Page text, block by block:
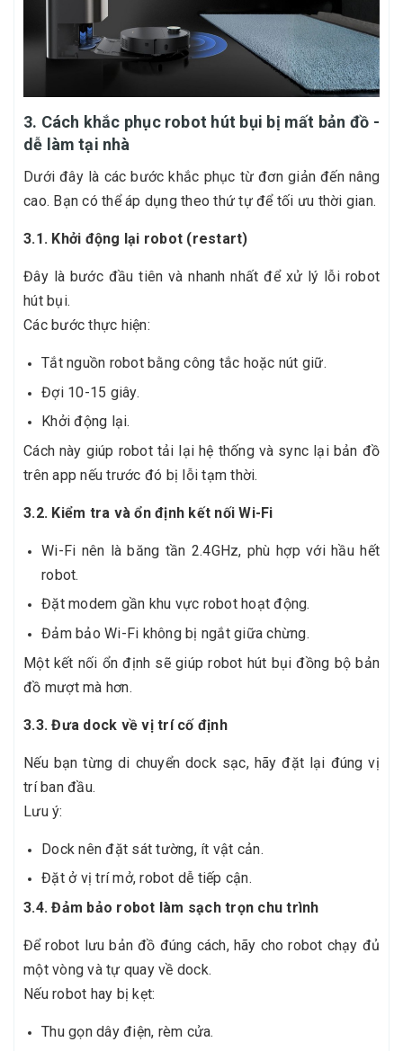
3. Cách khắc phục robot hút bụi bị mất bản đồ -
dễ làm tại nhà
Dưới đây là các bước khắc phục từ đơn giản đến nâng
cao. Bạn có thể áp dụng theo thứ tự để tối ưu thời gian.
3.1. Khởi động lại robot (restart)
Đây là bước đầu tiên và nhanh nhất để xử lý lỗi robot
hút bụi.
Các bước thực hiện:
Tắt nguồn robot bằng công tắc hoặc nút giữ.
Đợi 10-15 giây.
Khởi động lại.
Cách này giúp robot tải lại hệ thống và sync lại bản đồ
trên app nếu trước đó bị lỗi tạm thời.
3.2. Kiểm tra và ổn định kết nối Wi-Fi
Wi-Fi nên là băng tần 2.4GHz, phù hợp với hầu hết
robot.
Đặt modem gần khu vực robot hoạt động.
Đảm bảo Wi-Fi không bị ngắt giữa chừng.
Một kết nối ổn định sẽ giúp robot hút bụi đồng bộ bản
đồ mượt mà hơn.
3.3. Đưa dock về vị trí cố định
Nếu bạn từng di chuyển dock sạc, hãy đặt lại đúng vị
trí ban đầu.
Lưu ý:
Dock nên đặt sát tường, ít vật cản.
Đặt ở vị trí mở, robot dễ tiếp cận.
3.4. Đảm bảo robot làm sạch trọn chu trình
Để robot lưu bản đồ đúng cách, hãy cho robot chạy đủ
một vòng và tự quay về dock.
Nếu robot hay bị kẹt:
Thu gọn dây điện, rèm cửa.